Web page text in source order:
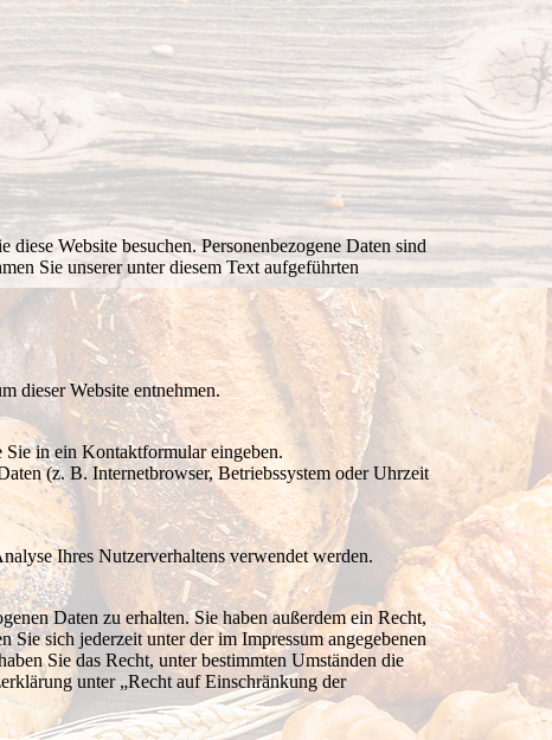
Website besuchen. Personenbezogene Daten sind
Sie unserer unter diesem Text aufgeführten
dieser Website entnehmen.
Sie in ein Kontaktformular eingeben.
(z. B. Internetbrowser, Betriebssystem oder Uhrzeit
Ihres Nutzerverhaltens verwendet werden.
Daten zu erhalten. Sie haben außerdem ein Recht,
sich jederzeit unter der im Impressum angegebenen
Sie das Recht, unter bestimmten Umständen die
unter „Recht auf Einschränkung der